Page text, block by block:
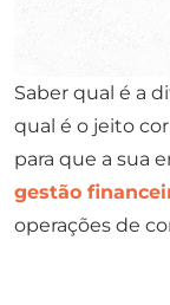
Saber qual é a
qual é o jeito
para que a sua
gestão
operações de